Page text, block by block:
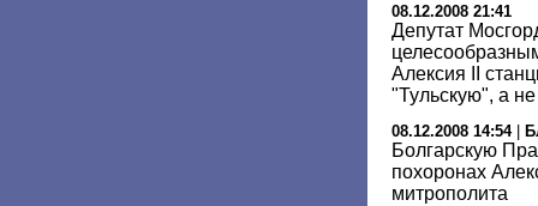
08.12.2008 21:41
Депутат
Алексия II
"Тульскую", а
08.12.2008 14:54|
Болгарскую
похоронах
митрополита